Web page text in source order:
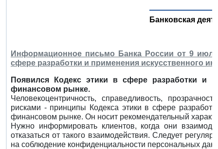
Банковская
Информационное письмо Банка России от 9
сфере разработки и применения искусственного
Появился Кодекс этики в сфере разработки и
финансовом рынке.
Человекоцентричность, справедливость,
рисками - принципы Кодекса этики в сфере
финансовом рынке. Он носит рекомендательный
Нужно информировать клиентов, когда они
отказаться от такого взаимодействия. Следует
на соблюдение конфиденциальности персональных